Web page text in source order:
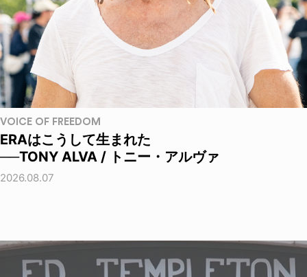
VOICE OF FREEDOM
ERAはこうして生まれた
──TONY ALVA / トニー・アルヴァ
2026.08.07